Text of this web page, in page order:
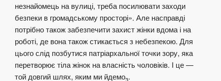
незнайомець на вулиці, треба посилювати заходи
безпеки в громадському просторі». Але насправді
потрібно також забезпечити захист жінки вдома і на
роботі, де вона також стикається з небезпекою. Для
цього слід позбутися патріархальної точки зору, яка
перетворює тіла жінок на власність чоловіків. І це —
той довгий шлях, яким ми йдемо3.